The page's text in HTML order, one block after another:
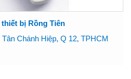
bị Rồng Tiên
Chánh Hiệp, Q 12, TPHCM